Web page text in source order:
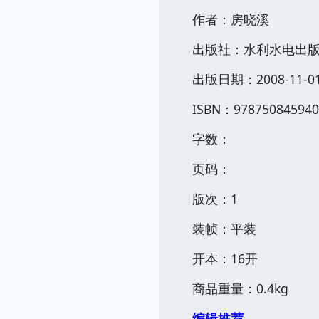
作者：房晓溪
出版社：水利水电出
出版日期：2008-11-01
ISBN：
字数：
页码：
版次：1
装帧：平装
开本：16开
商品重量：0.4kg